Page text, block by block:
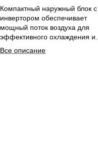
Компактный наружный блок с
инвертором обеспечивает
мощный поток воздуха для
эффективного охлаждения и
обогрева дома и офиса с
ограниченным пространством.
Все описание